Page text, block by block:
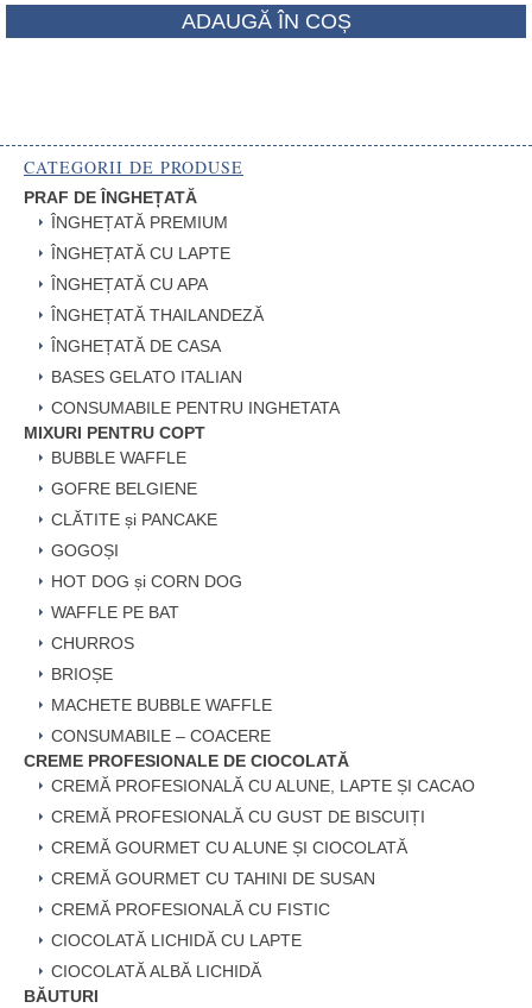
ADAUGĂ ÎN COȘ
CATEGORII DE PRODUSE
PRAF DE ÎNGHEȚATĂ
ÎNGHEȚATĂ PREMIUM
ÎNGHEȚATĂ CU LAPTE
ÎNGHEȚATĂ CU APA
ÎNGHEȚATĂ THAILANDEZĂ
ÎNGHEȚATĂ DE CASA
BASES GELATO ITALIAN
CONSUMABILE PENTRU INGHETATA
MIXURI PENTRU COPT
BUBBLE WAFFLE
GOFRE BELGIENE
CLĂTITE și PANCAKE
GOGOȘI
HOT DOG și CORN DOG
WAFFLE PE BAT
CHURROS
BRIOȘE
MACHETE BUBBLE WAFFLE
CONSUMABILE – COACERE
CREME PROFESIONALE DE CIOCOLATĂ
CREMĂ PROFESIONALĂ CU ALUNE, LAPTE ȘI CACAO
CREMĂ PROFESIONALĂ CU GUST DE BISCUIȚI
CREMĂ GOURMET CU ALUNE ȘI CIOCOLATĂ
CREMĂ GOURMET CU TAHINI DE SUSAN
CREMĂ PROFESIONALĂ CU FISTIC
CIOCOLATĂ LICHIDĂ CU LAPTE
CIOCOLATĂ ALBĂ LICHIDĂ
BĂUTURI